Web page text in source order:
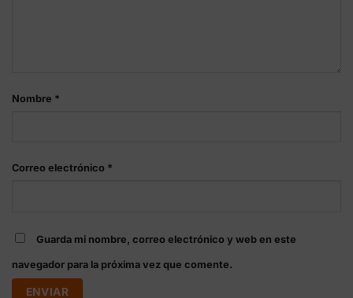
Nombre *
Correo electrónico *
Guarda mi nombre, correo electrónico y web en este
navegador para la próxima vez que comente.